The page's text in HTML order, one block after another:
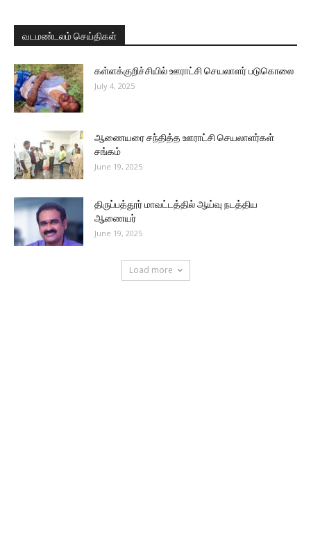
வடமண்டலம் செய்திகள்
கள்ளக்குறிச்சியில் ஊராட்சி செயலாளர் படுகொலை
July 4, 2025
ஆணையரை சந்தித்த ஊராட்சி செயலாளர்கள்
சங்கம்
June 19, 2025
திருப்பத்தூர் மாவட்டத்தில் ஆய்வு நடத்திய
ஆணையர்
June 19, 2025
Load more